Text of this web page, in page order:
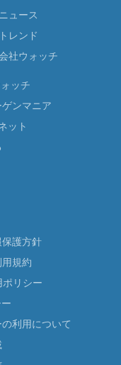
ュース
レンド
社ウォッチ
ッチ
ンマニア
ット
護方針
規約
ポリシー
利用について